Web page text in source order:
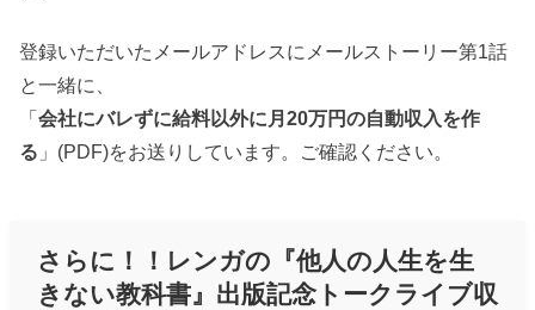
登録いただいたメールアドレスにメールストーリー第1話
と一緒に、
「会社にバレずに給料以外に月20万円の自動収入を作
る 」(PDF)をお送りしています。ご確認ください。
さらに！！レンガの『他人の人生を生
きない教科書』出版記念トークライブ収